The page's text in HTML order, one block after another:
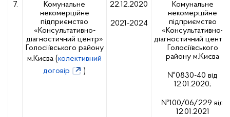
7.
Комунальне
некомерційне
підприємство
«Консультативно-
діагностичний центр»
Голосіївського району
м.Києва (колективний
договір
)
22.12.2020
2021-2024
Комунальне
некомерційне
підприємство
«Консультативно-
діагностичний
Голосіївського
району м.Києва
№0830-40 від
12.01.2020;
№100/06/229 від
12.01.2021